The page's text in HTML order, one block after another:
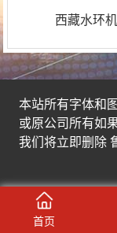
西藏水环
本站所有字体和
或原公司所有如
我们将立即删除
首页